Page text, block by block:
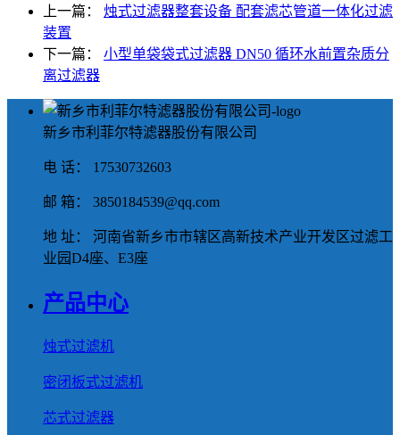
上一篇： 烛式过滤器整套设备 配套滤芯管道一体化过滤
装置
下一篇： 小型单袋袋式过滤器 DN50 循环水前置杂质分
离过滤器
新乡市利菲尔特滤器股份有限公司
电 话： 17530732603
邮 箱： 3850184539@qq.com
地 址： 河南省新乡市市辖区高新技术产业开发区过滤工
业园D4座、E3座
产品中心
烛式过滤机
密闭板式过滤机
芯式过滤器